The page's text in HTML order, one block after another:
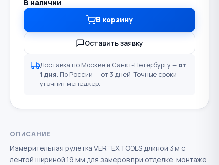
В наличии
В корзину
Оставить заявку
Доставка по Москве и Санкт-Петербургу — от
1 дня. По России — от 3 дней. Точные сроки
уточнит менеджер.
ОПИСАНИЕ
Измерительная рулетка VERTEXTOOLS длиной 3 м с
лентой шириной 19 мм для замеров при отделке, монтаже